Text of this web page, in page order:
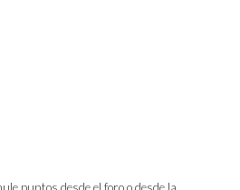
puntos desde el foro o desde la